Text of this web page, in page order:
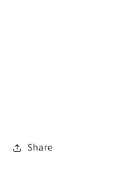
Share